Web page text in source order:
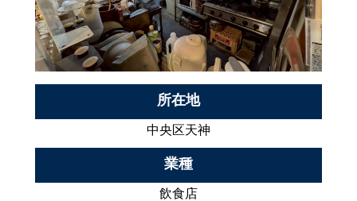
所在地
中央区天神
業種
飲食店